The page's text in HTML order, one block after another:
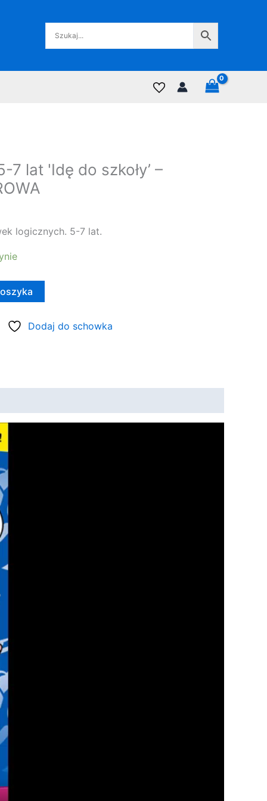
7 lat 'Idę do szkoły’ –
logicznych. 5-7 lat.
Dodaj do schowka